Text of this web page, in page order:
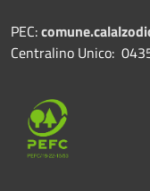
PEC:
Centralino Unico: